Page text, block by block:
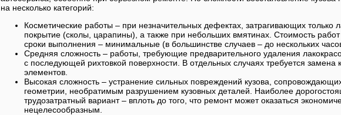
на несколько категорий:
Косметические работы – при незначительных дефектах, затрагивающих только
покрытие (сколы, царапины), а также при небольших вмятинах. Стоимость работ
сроки выполнения – минимальные (в большинстве случаев – до нескольких
Средняя сложность – работы, требующие предварительного удаления
с последующей рихтовкой поверхности. В отдельных случаях требуется замена
элементов.
Высокая сложность – устранение сильных повреждений кузова,
геометрии, необратимым разрушением кузовных деталей. Наиболее
трудозатратный вариант – вплоть до того, что ремонт может оказаться
нецелесообразным.